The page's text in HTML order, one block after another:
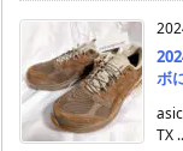
ボ
TX